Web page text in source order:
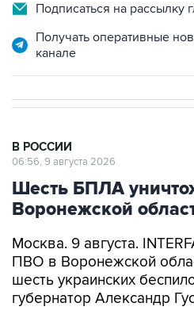
Подписаться на рассылку
Получать оперативные
канале
В РОССИИ
06:56, 9 августа 2026
Шесть БПЛА
Воронежской
Москва. 9 августа.
ПВО в Воронежской
шесть украинских
губернатор Александр